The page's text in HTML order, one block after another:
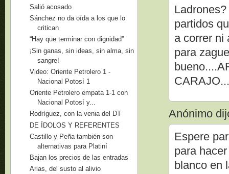
partidos
a correr ni
para
Anónimo
Espere
para
blanco en
Salió acosado
Sánchez no da oída a los que lo
critican
“Hay que terminar con dignidad”
¡Sin ganas, sin ideas, sin alma, sin
sangre!
Video: Oriente Petrolero 1 -
Nacional Potosí 1
Oriente Petrolero empata 1-1 con
Nacional Potosí y...
Rodríguez, con la venia del DT
DE ÍDOLOS Y REFERENTES
Castillo y Peña también son
alternativas para Platiní
Bajan los precios de las entradas
Arias, del susto al alivio